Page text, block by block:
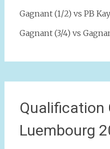
Gagnant (1/2) vs PB
Gagnant (3/4) vs
Qualification
Luembourg